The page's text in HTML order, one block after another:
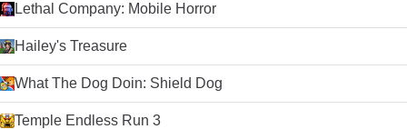
Lethal Company: Mobile Horror
Hailey's Treasure
What The Dog Doin: Shield Dog
Temple Endless Run 3